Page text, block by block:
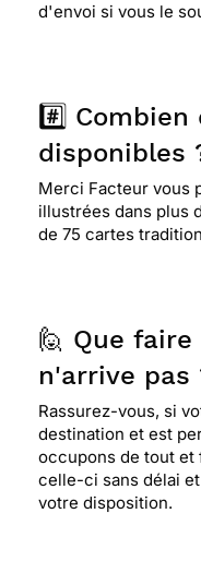
d'envoi si vous le
#️⃣
disponibles
Merci Facteur vous
illustrées dans plus
de 75 cartes
🙋 Que
n'arrive pas
Rassurez-vous, si
destination et est
occupons de tout et
celle-ci sans délai
votre disposition.